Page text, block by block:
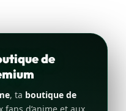
de
, ta boutique de
fans d’anime et aux